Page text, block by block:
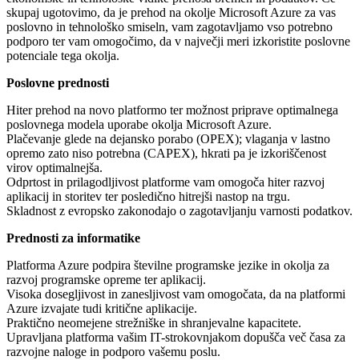
skupaj ugotovimo, da je prehod na okolje Microsoft Azure za vas
poslovno in tehnološko smiseln, vam zagotavljamo vso potrebno
podporo ter vam omogočimo, da v največji meri izkoristite poslovne
potenciale tega okolja.
Poslovne prednosti
Hiter prehod na novo platformo ter možnost priprave optimalnega
poslovnega modela uporabe okolja Microsoft Azure.
Plačevanje glede na dejansko porabo (OPEX); vlaganja v lastno
opremo zato niso potrebna (CAPEX), hkrati pa je izkoriščenost
virov optimalnejša.
Odprtost in prilagodljivost platforme vam omogoča hiter razvoj
aplikacij in storitev ter posledično hitrejši nastop na trgu.
Skladnost z evropsko zakonodajo o zagotavljanju varnosti podatkov.
Prednosti za informatike
Platforma Azure podpira številne programske jezike in okolja za
razvoj programske opreme ter aplikacij.
Visoka dosegljivost in zanesljivost vam omogočata, da na platformi
Azure izvajate tudi kritične aplikacije.
Praktično neomejene strežniške in shranjevalne kapacitete.
Upravljana platforma vašim IT-strokovnjakom dopušča več časa za
razvojne naloge in podporo vašemu poslu.